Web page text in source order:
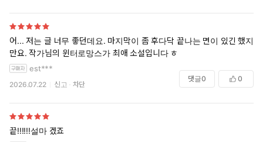
어... 저는 글 너무 좋던데요. 마지막이 좀 후다닥 끝나는 면이 있긴 했지
만요. 작가님의 윈터로망스가 최애 소설입니다 ㅎ
est***
2026.07.22 신고 차단
댓글0 0
끝!!!!!!설마 겠죠